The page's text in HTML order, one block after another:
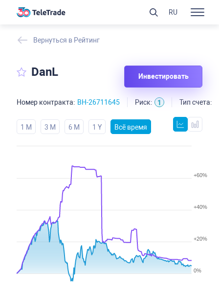
Вернуться в Рейтинг
DanL Инвестировать
Номер контракта: BH-26711645 Риск: 1 Тип счета:
1 M 3 M 6 M 1 Y Всё время
0%
+20%
+40%
+60%
RU